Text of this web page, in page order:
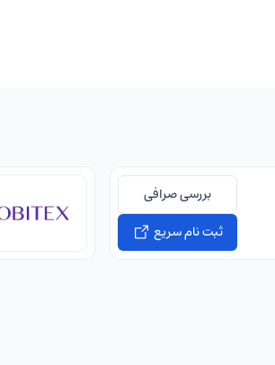
بررسی صرافی
ثبت نام سریع